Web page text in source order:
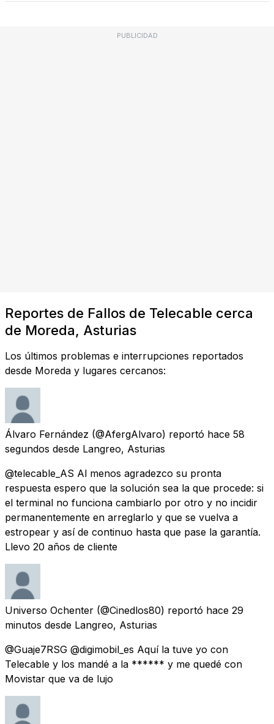
PUBLICIDAD
Reportes de Fallos de Telecable cerca
de Moreda, Asturias
Los últimos problemas e interrupciones reportados
desde Moreda y lugares cercanos:
Álvaro Fernández (@AfergAlvaro) reportó hace 58
segundos desde Langreo, Asturias
@telecable_AS Al menos agradezco su pronta
respuesta espero que la solución sea la que procede: si
el terminal no funciona cambiarlo por otro y no incidir
permanentemente en arreglarlo y que se vuelva a
estropear y así de continuo hasta que pase la garantía.
Llevo 20 años de cliente
Universo Ochenter (@Cinedlos80) reportó hace 29
minutos desde Langreo, Asturias
@Guaje7RSG @digimobil_es Aquí la tuve yo con
Telecable y los mandé a la ****** y me quedé con
Movistar que va de lujo